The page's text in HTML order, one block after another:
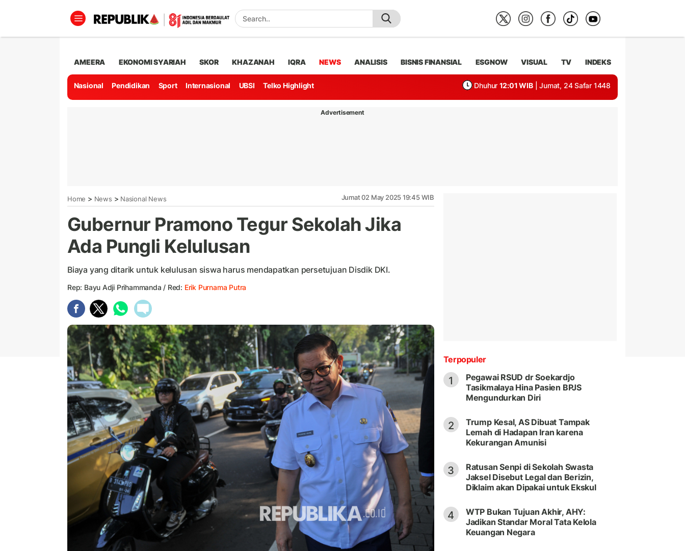
AMEERA EKONOMI SYARIAH SKOR KHAZANAH IQRA NEWS ANALISIS BISNIS FINANSIAL ESGNOW VISUAL TV INDEKS
Nasional Pendidikan Sport Internasional UBSI Telko Highlight Dhuhur 12:01 WIB | Jumat, 24 Safar 1448
Advertisement
Home > News > Nasional News Jumat 02 May 2025 19:45 WIB
Gubernur Pramono Tegur Sekolah Jika
Ada Pungli Kelulusan
Biaya yang ditarik untuk kelulusan siswa harus mendapatkan persetujuan Disdik DKI.
Rep: Bayu Adji Prihammanda / Red: Erik Purnama Putra
Terpopuler
1
Pegawai RSUD dr Soekardjo
Tasikmalaya Hina Pasien BPJS
Mengundurkan Diri
2
Trump Kesal, AS Dibuat Tampak
Lemah di Hadapan Iran karena
Kekurangan Amunisi
3
Ratusan Senpi di Sekolah Swasta
Jaksel Disebut Legal dan Berizin,
Diklaim akan Dipakai untuk Ekskul
4
WTP Bukan Tujuan Akhir, AHY:
Jadikan Standar Moral Tata Kelola
Keuangan Negara